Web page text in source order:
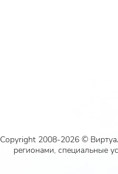
Copyright 2008-2026 ©
регионами, специальные